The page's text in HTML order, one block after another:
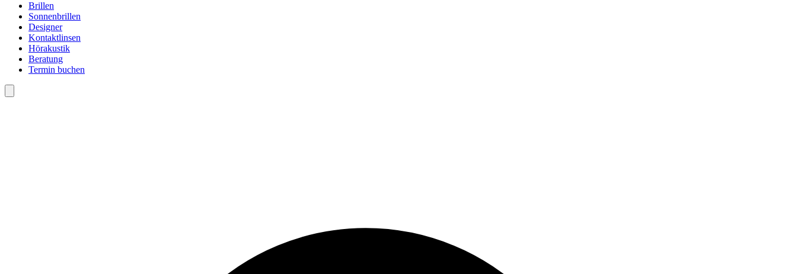
Brillen
Sonnenbrillen
Designer
Kontaktlinsen
Hörakustik
Beratung
Termin buchen